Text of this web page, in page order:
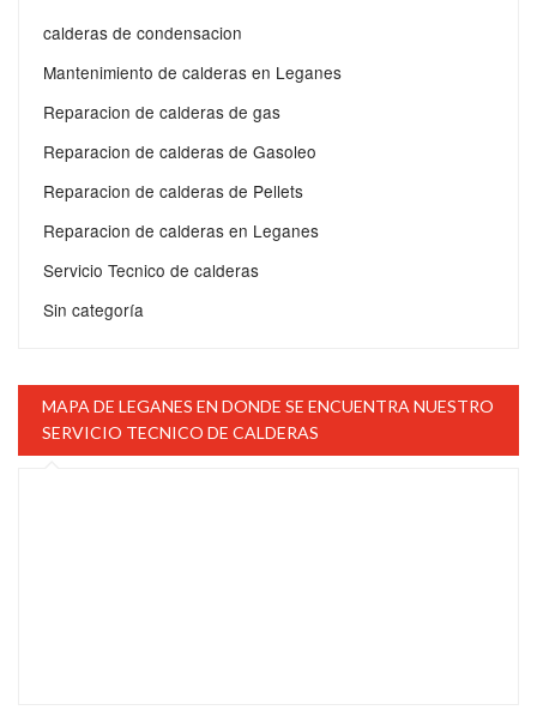
calderas de condensacion
Mantenimiento de calderas en Leganes
Reparacion de calderas de gas
Reparacion de calderas de Gasoleo
Reparacion de calderas de Pellets
Reparacion de calderas en Leganes
Servicio Tecnico de calderas
Sin categoría
MAPA DE LEGANES EN DONDE SE ENCUENTRA NUESTRO
SERVICIO TECNICO DE CALDERAS